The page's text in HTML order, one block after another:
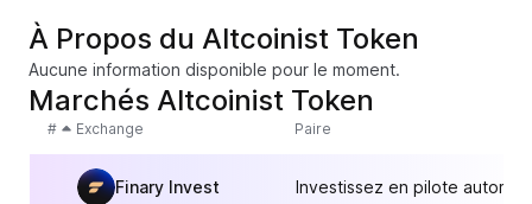
À Propos du Altcoinist Token
Aucune information disponible pour le moment.
Marchés Altcoinist Token
# Exchange Paire
Finary Invest Investissez en pilote